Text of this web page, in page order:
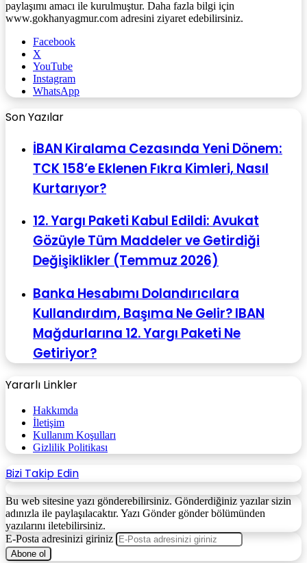
paylaşımı amacı ile kurulmuştur. Daha fazla bilgi için
www.gokhanyagmur.com adresini ziyaret edebilirsiniz.
Facebook
X
YouTube
Instagram
WhatsApp
Son Yazılar
İBAN Kiralama Cezasında Yeni Dönem:
TCK 158’e Eklenen Fıkra Kimleri, Nasıl
Kurtarıyor?
12. Yargı Paketi Kabul Edildi: Avukat
Gözüyle Tüm Maddeler ve Getirdiği
Değişiklikler (Temmuz 2026)
Banka Hesabımı Dolandırıcılara
Kullandırdım, Başıma Ne Gelir? IBAN
Mağdurlarına 12. Yargı Paketi Ne
Getiriyor?
Yararlı Linkler
Hakkımda
İletişim
Kullanım Koşulları
Gizlilik Politikası
Bizi Takip Edin
Bu web sitesine yazı gönderebilirsiniz. Gönderdiğiniz yazılar sizin
adınızla ile paylaşılacaktır. Yazı Gönder gönder bölümünden
yazılarını iletebilirsiniz.
E-Posta adresinizi giriniz